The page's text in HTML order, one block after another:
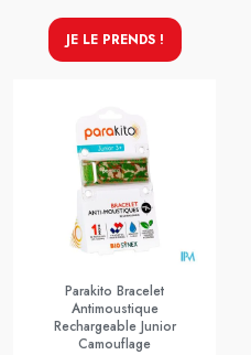
JE LE PRENDS !
Parakito Bracelet
Antimoustique
Rechargeable Junior
Camouflage